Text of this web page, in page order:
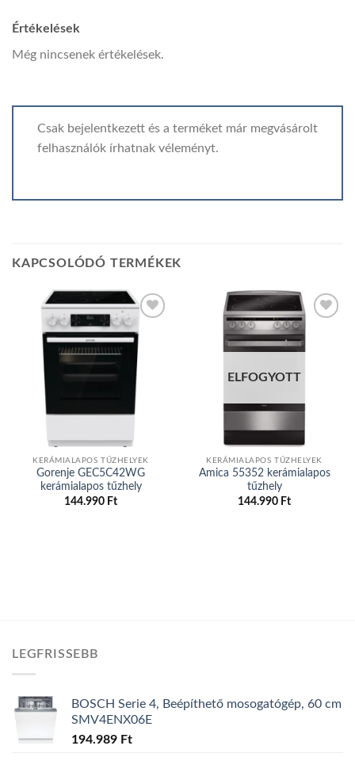
Értékelések
Még nincsenek értékelések.
Csak bejelentkezett és a terméket már megvásárolt
felhasználók írhatnak véleményt.
KAPCSOLÓDÓ TERMÉKEK
Add to
wishlist
KERÁMIALAPOS TŰZHELYEK
Gorenje GEC5C42WG
kerámialapos tűzhely
144.990 Ft
ELFOGYOTT
KERÁMIALAPOS TŰZHELYEK
Amica 55352 kerámialapos
tűzhely
144.990 Ft
LEGFRISSEBB
BOSCH Serie 4, Beépíthető mosogatógép, 60 cm
SMV4ENX06E
194.989 Ft